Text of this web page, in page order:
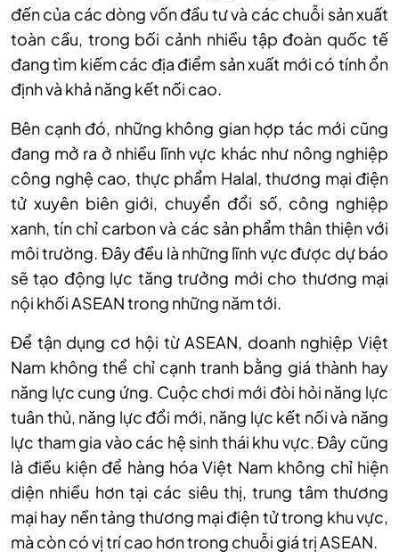
đến của các dòng vốn đầu tư và các chuỗi sản xuất
toàn cầu, trong bối cảnh nhiều tập đoàn quốc tế
đang tìm kiếm các địa điểm sản xuất mới có tính ổn
định và khả năng kết nối cao.
Bên cạnh đó, những không gian hợp tác mới cũng
đang mở ra ở nhiều lĩnh vực khác như nông nghiệp
công nghệ cao, thực phẩm Halal, thương mại điện
tử xuyên biên giới, chuyển đổi số, công nghiệp
xanh, tín chỉ carbon và các sản phẩm thân thiện với
môi trường. Đây đều là những lĩnh vực được dự báo
sẽ tạo động lực tăng trưởng mới cho thương mại
nội khối ASEAN trong những năm tới.
Để tận dụng cơ hội từ ASEAN, doanh nghiệp Việt
Nam không thể chỉ cạnh tranh bằng giá thành hay
năng lực cung ứng. Cuộc chơi mới đòi hỏi năng lực
tuân thủ, năng lực đổi mới, năng lực kết nối và năng
lực tham gia vào các hệ sinh thái khu vực. Đây cũng
là điều kiện để hàng hóa Việt Nam không chỉ hiện
diện nhiều hơn tại các siêu thị, trung tâm thương
mại hay nền tảng thương mại điện tử trong khu vực,
mà còn có vị trí cao hơn trong chuỗi giá trị ASEAN.